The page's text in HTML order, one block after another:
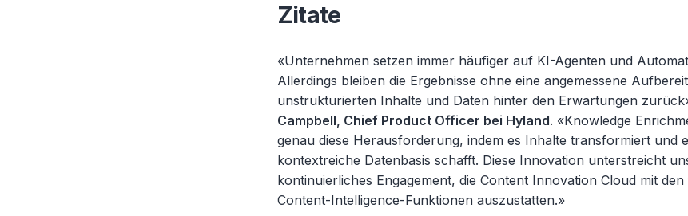
Zitate
«Unternehmen setzen immer häufiger auf KI-Agenten und
Allerdings bleiben die Ergebnisse ohne eine angemessene
unstrukturierten Inhalte und Daten hinter den Erwartungen
Campbell, Chief Product Officer bei Hyland. «Knowledge
genau diese Herausforderung, indem es Inhalte transformiert und
kontextreiche Datenbasis schafft. Diese Innovation unterstreicht
kontinuierliches Engagement, die Content Innovation Cloud mit
Content-Intelligence-Funktionen auszustatten.»